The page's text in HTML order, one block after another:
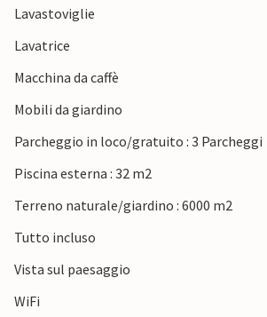
abbazie storiche e tuffatevi nel
Plage.
Lavastoviglie
Lavatrice
Macchina da caffè
Mobili da giardino
Parcheggio in loco/gratuito : 3 Parcheggi
Piscina esterna : 32 m2
Terreno naturale/giardino : 6000 m2
Tutto incluso
Vista sul paesaggio
WiFi